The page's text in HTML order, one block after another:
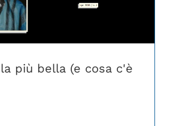
più bella (e cosa c'è